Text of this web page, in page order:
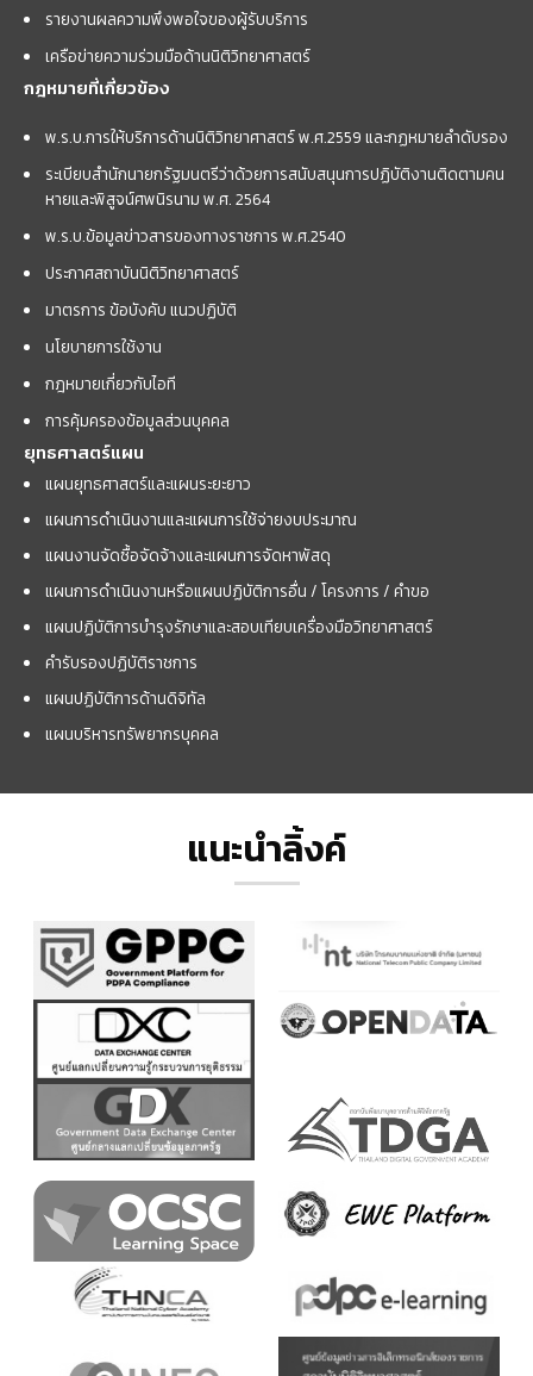
รายงานผลความพึงพอใจของผู้รับบริการ
เครือข่ายความร่วมมือด้านนิติวิทยาศาสตร์
กฎหมายที่เกี่ยวข้อง
พ.ร.บ.การให้บริการด้านนิติวิทยาศาสตร์ พ.ศ.2559 และกฏหมายลำดับรอง
ระเบียบสำนักนายกรัฐมนตรีว่าด้วยการสนับสนุนการปฏิบัติงานติดตามคน
หายและพิสูจน์ศพนิรนาม พ.ศ. 2564
พ.ร.บ.ข้อมูลข่าวสารของทางราชการ พ.ศ.2540
ประกาศสถาบันนิติวิทยาศาสตร์
มาตรการ ข้อบังคับ แนวปฏิบัติ
นโยบายการใช้งาน
กฎหมายเกี่ยวกับไอที
การคุ้มครองข้อมูลส่วนบุคคล
ยุทธศาสตร์แผน
แผนยุทธศาสตร์และแผนระยะยาว
แผนการดำเนินงานและแผนการใช้จ่ายงบประมาณ
แผนงานจัดซื้อจัดจ้างและแผนการจัดหาพัสดุ
แผนการดำเนินงานหรือแผนปฏิบัติการอื่น / โครงการ / คำขอ
แผนปฏิบัติการบำรุงรักษาและสอบเทียบเครื่องมือวิทยาศาสตร์
คำรับรองปฏิบัติราชการ
แผนปฏิบัติการด้านดิจิทัล
แผนบริหารทรัพยากรบุคคล
แนะนำลิ้งค์